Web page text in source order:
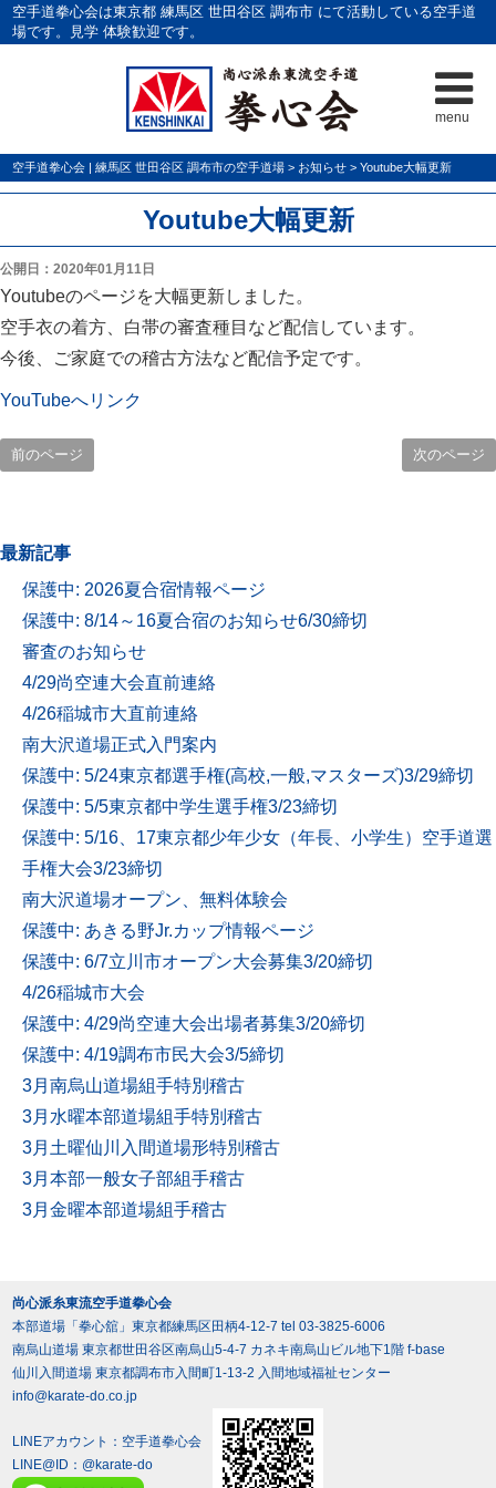
menu
空手道拳心会は東京都 練馬区 世田谷区 調布市 にて活動している空手道
場です。見学 体験歓迎です。
空手道拳心会 | 練馬区 世田谷区 調布市の空手道場 > お知らせ >Youtube大幅更新
Youtube大幅更新
公開日：2020年01月11日
Youtubeのページを大幅更新しました。
空手衣の着方、白帯の審査種目など配信しています。
今後、ご家庭での稽古方法など配信予定です。
YouTubeへリンク
前のページ 次のページ
最新記事
保護中: 2026夏合宿情報ページ
保護中: 8/14～16夏合宿のお知らせ6/30締切
審査のお知らせ
4/29尚空連大会直前連絡
4/26稲城市大直前連絡
南大沢道場正式入門案内
保護中: 5/24東京都選手権(高校,一般,マスターズ)3/29締切
保護中: 5/5東京都中学生選手権3/23締切
保護中: 5/16、17東京都少年少女（年長、小学生）空手道選
手権大会3/23締切
南大沢道場オープン、無料体験会
保護中: あきる野Jr.カップ情報ページ
保護中: 6/7立川市オープン大会募集3/20締切
4/26稲城市大会
保護中: 4/29尚空連大会出場者募集3/20締切
保護中: 4/19調布市民大会3/5締切
3月南烏山道場組手特別稽古
3月水曜本部道場組手特別稽古
3月土曜仙川入間道場形特別稽古
3月本部一般女子部組手稽古
3月金曜本部道場組手稽古
尚心派糸東流空手道拳心会
本部道場「拳心舘」東京都練馬区田柄4-12-7 tel 03-3825-6006
南烏山道場 東京都世田谷区南烏山5-4-7 カネキ南烏山ビル地下1階 f-base
仙川入間道場 東京都調布市入間町1-13-2 入間地域福祉センター
info@karate-do.co.jp
LINEアカウント：空手道拳心会
LINE@ID： @karate-do